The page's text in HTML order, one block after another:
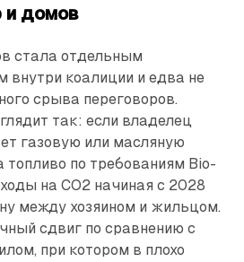
и домов
стала отдельным
внутри коалиции и едва не
срыва переговоров.
так: если владелец
газовую или масляную
топливо по требованиям Bio-
на CO2 начиная с 2028
между хозяином и жильцом.
сдвиг по сравнению с
при котором в плохо